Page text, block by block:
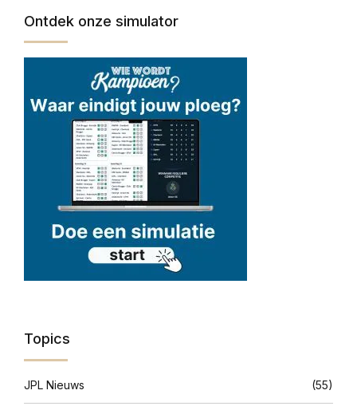
Ontdek onze simulator
Topics
JPL Nieuws (55)